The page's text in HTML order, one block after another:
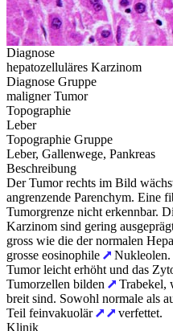
Diagnose
hepatozelluläres Karzinom
Diagnose Gruppe
maligner Tumor
Topographie
Leber
Topographie Gruppe
Leber, Gallenwege, Pankreas
Beschreibung
Der Tumor rechts im Bild
angrenzende Parenchym. Eine
Tumorgrenze nicht erkennbar.
Karzinom sind gering
gross wie die der normalen
grosse eosinophile
Tumor leicht erhöht und das
Tumorzellen bilden
Trabekel,
breit sind. Sowohl normale als
Teil feinvakuolär
verfettet.
Klinik